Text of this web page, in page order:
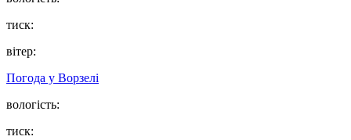
тиск:
вітер:
Погода у Ворзелі
вологість:
тиск: